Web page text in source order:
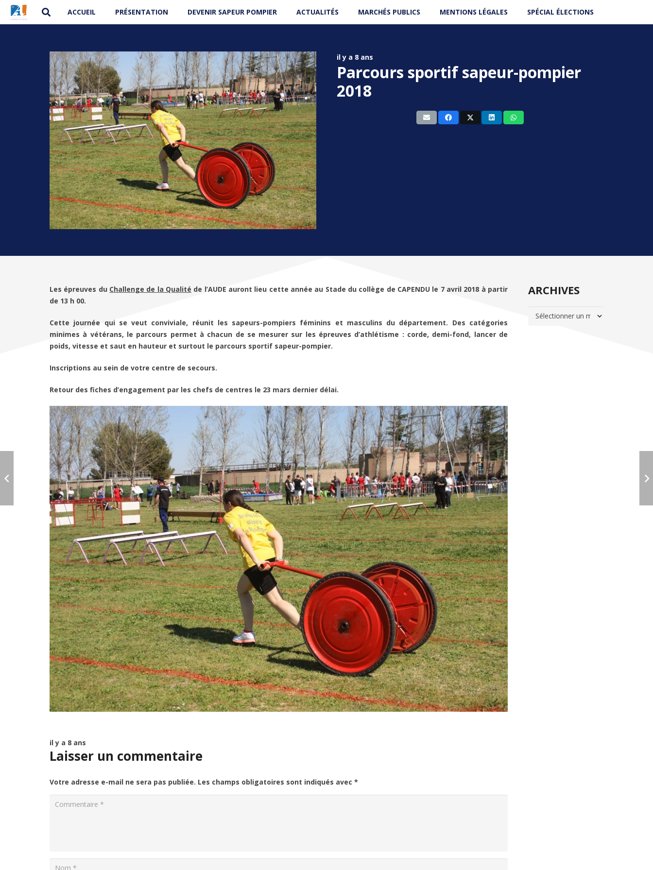
ACCUEIL PRÉSENTATION DEVENIR SAPEUR POMPIER ACTUALITÉS MARCHÉS PUBLICS MENTIONS LÉGALES SPÉCIAL ÉLECTIONS
il y a 8 ans
Parcours sportif sapeur-pompier
2018
Les épreuves du Challenge de la Qualité de l’AUDE auront lieu cette année au Stade du collège de CAPENDU le 7 avril 2018 à partir
de 13 h 00.
Cette journée qui se veut conviviale, réunit les sapeurs-pompiers féminins et masculins du département. Des catégories
minimes à vétérans, le parcours permet à chacun de se mesurer sur les épreuves d’athlétisme : corde, demi-fond, lancer de
poids, vitesse et saut en hauteur et surtout le parcours sportif sapeur-pompier.
Inscriptions au sein de votre centre de secours.
Retour des fiches d’engagement par les chefs de centres le 23 mars dernier délai.
il y a 8 ans
Laisser un commentaire
Votre adresse e-mail ne sera pas publiée. Les champs obligatoires sont indiqués avec *
ARCHIVES
ARCHIVES